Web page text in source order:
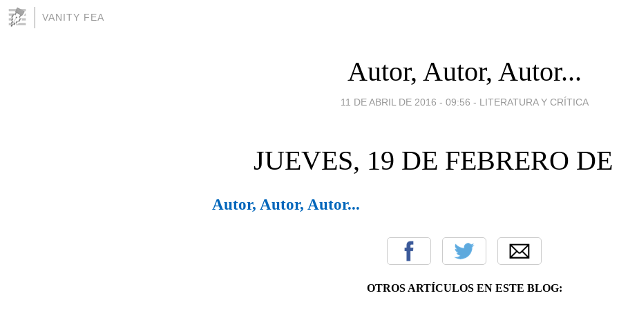
VANITY FEA
Autor, Autor, Autor...
11 DE ABRIL DE 2016 - 09:56 - LITERATURA Y CRÍTICA
JUEVES, 19 DE FEBRERO DE
Autor, Autor, Autor...
OTROS ARTÍCULOS EN ESTE BLOG: